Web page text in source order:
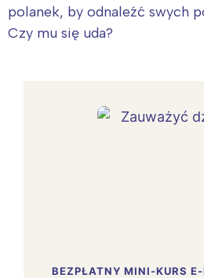
polanek, by odnaleźć swych
Czy mu się uda?
BEZPŁATNY MINI-KURS